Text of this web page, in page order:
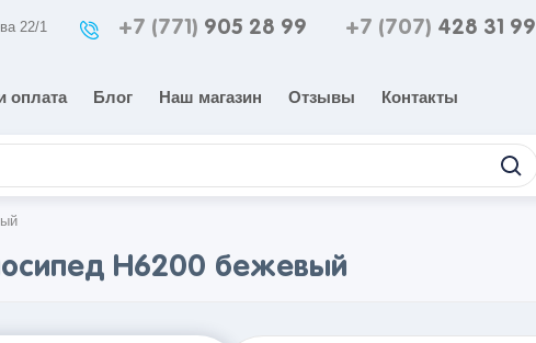
22/1
+7 (771) 905 28 99 +7 (707) 428 31 99
оплата Блог Наш магазин Отзывы Контакты
H6200 бежевый